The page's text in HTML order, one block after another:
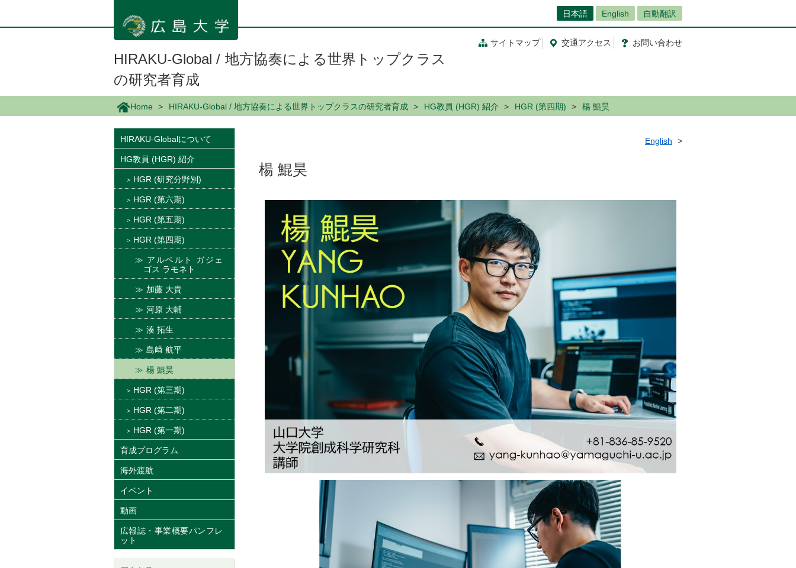
ン
移
日本語 English 自動翻訳
サイトマップ 交通アクセス お問い合わせ
HIRAKU-Global / 地方協奏による世界トップクラス
の研究者育成
Home HIRAKU-Global / 地方協奏による世界トップクラスの研究者育成 HG教員 (HGR) 紹介 HGR (第四期) 楊 鯤昊
English
楊 鯤昊
HIRAKU-Globalについて
HG教員 (HGR) 紹介
HGR (研究分野別)
HGR (第六期)
HGR (第五期)
HGR (第四期)
アルベルト ガジェ
ゴス ラモネト
加藤 大貴
河原 大輔
湊 拓生
島﨑 航平
楊 鯤昊
HGR (第三期)
HGR (第二期)
HGR (第一期)
育成プログラム
海外渡航
イベント
動画
広報誌・事業概要パンフレ
ット